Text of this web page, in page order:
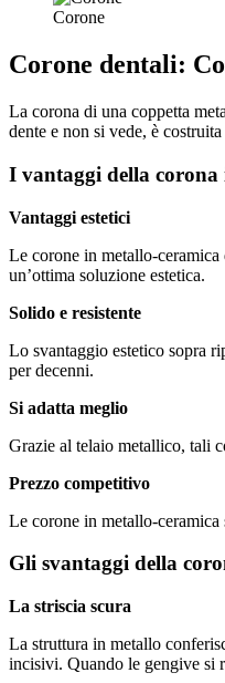
Corone
Corone dentali:
La corona di una coppetta
dente e non si vede, è
I vantaggi della corona
Vantaggi estetici
Le corone in metallo-
un’ottima soluzione estetica.
Solido e resistente
Lo svantaggio estetico sopra
per decenni.
Si adatta meglio
Grazie al telaio metallico, tali
Prezzo competitivo
Le corone in metallo-
Gli svantaggi della
La striscia scura
La struttura in metallo
incisivi. Quando le gengive si